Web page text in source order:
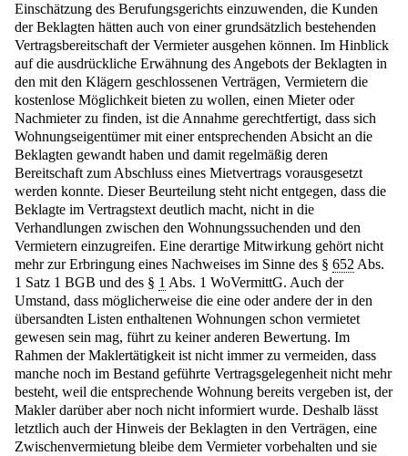
Einschätzung des Berufungsgerichts einzuwenden, die Kunden
der Beklagten hätten auch von einer grundsätzlich bestehenden
Vertragsbereitschaft der Vermieter ausgehen können. Im Hinblick
auf die ausdrückliche Erwähnung des Angebots der Beklagten in
den mit den Klägern geschlossenen Verträgen, Vermietern die
kostenlose Möglichkeit bieten zu wollen, einen Mieter oder
Nachmieter zu finden, ist die Annahme gerechtfertigt, dass sich
Wohnungseigentümer mit einer entsprechenden Absicht an die
Beklagten gewandt haben und damit regelmäßig deren
Bereitschaft zum Abschluss eines Mietvertrags vorausgesetzt
werden konnte. Dieser Beurteilung steht nicht entgegen, dass die
Beklagte im Vertragstext deutlich macht, nicht in die
Verhandlungen zwischen den Wohnungssuchenden und den
Vermietern einzugreifen. Eine derartige Mitwirkung gehört nicht
mehr zur Erbringung eines Nachweises im Sinne des § 652 Abs.
1 Satz 1 BGB und des § 1 Abs. 1 WoVermittG. Auch der
Umstand, dass möglicherweise die eine oder andere der in den
übersandten Listen enthaltenen Wohnungen schon vermietet
gewesen sein mag, führt zu keiner anderen Bewertung. Im
Rahmen der Maklertätigkeit ist nicht immer zu vermeiden, dass
manche noch im Bestand geführte Vertragsgelegenheit nicht mehr
besteht, weil die entsprechende Wohnung bereits vergeben ist, der
Makler darüber aber noch nicht informiert wurde. Deshalb lässt
letztlich auch der Hinweis der Beklagten in den Verträgen, eine
Zwischenvermietung bleibe dem Vermieter vorbehalten und sie